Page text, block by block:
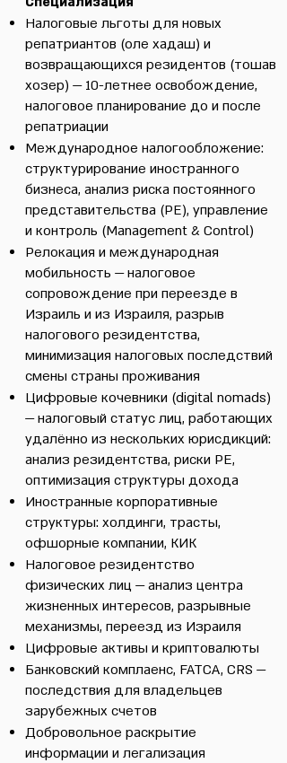
Налоговые льготы для новых
репатриантов (оле хадаш) и
возвращающихся резидентов (тошав
хозер) — 10-летнее освобождение,
налоговое планирование до и после
репатриации
Международное налогообложение:
структурирование иностранного
бизнеса, анализ риска постоянного
представительства (PE), управление
и контроль (Management & Control)
Релокация и международная
мобильность — налоговое
сопровождение при переезде в
Израиль и из Израиля, разрыв
налогового резидентства,
минимизация налоговых последствий
смены страны проживания
Цифровые кочевники (digital nomads)
— налоговый статус лиц, работающих
удалённо из нескольких юрисдикций:
анализ резидентства, риски PE,
оптимизация структуры дохода
Иностранные корпоративные
структуры: холдинги, трасты,
офшорные компании, КИК
Налоговое резидентство
физических лиц — анализ центра
жизненных интересов, разрывные
механизмы, переезд из Израиля
Цифровые активы и криптовалюты
Банковский комплаенс, FATCA, CRS —
последствия для владельцев
зарубежных счетов
Добровольное раскрытие
информации и легализация